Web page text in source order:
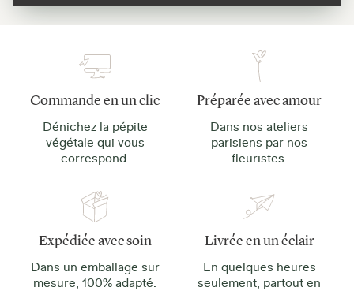
Commande en un clic
Dénichez la pépite
végétale qui vous
correspond.
Préparée avec amour
Dans nos ateliers
parisiens par nos
fleuristes.
Expédiée avec soin
Dans un emballage sur
mesure, 100% adapté.
Livrée en un éclair
En quelques heures
seulement, partout en